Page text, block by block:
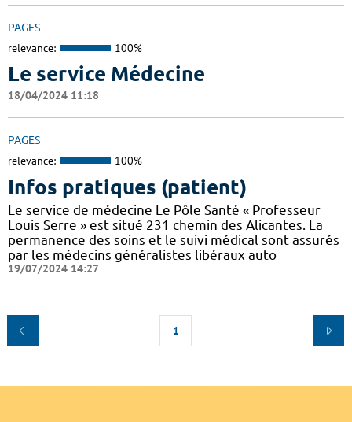
PAGES
relevance: 100%
Le service Médecine
18/04/2024 11:18
PAGES
relevance: 100%
Infos pratiques (patient)
Le service de médecine Le Pôle Santé « Professeur
Louis Serre » est situé 231 chemin des Alicantes. La
permanence des soins et le suivi médical sont assurés
par les médecins généralistes libéraux auto
19/07/2024 14:27
1